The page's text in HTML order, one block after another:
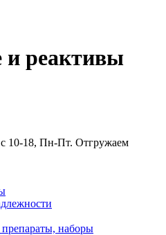
и реактивы
10-18, Пн-Пт. Отгружаем
наборы